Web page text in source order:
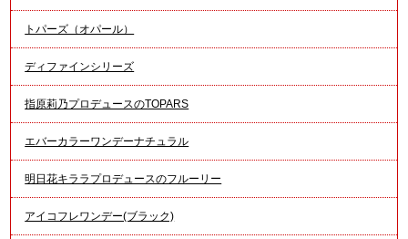
トパーズ（オパール）
ディファインシリーズ
指原莉乃プロデュースのTOPARS
エバーカラーワンデーナチュラル
明日花キララプロデュースのフルーリー
アイコフレワンデー(ブラック)